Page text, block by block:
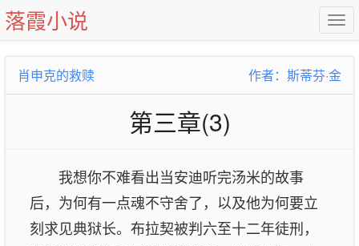
落霞小说
肖申克的救赎 作者：斯蒂芬·金
第三章(3)
我想你不难看出当安迪听完汤米的故事
后，为何有一点魂不守舍了，以及他为何要立
刻求见典狱长。布拉契被判六至十二年徒刑，